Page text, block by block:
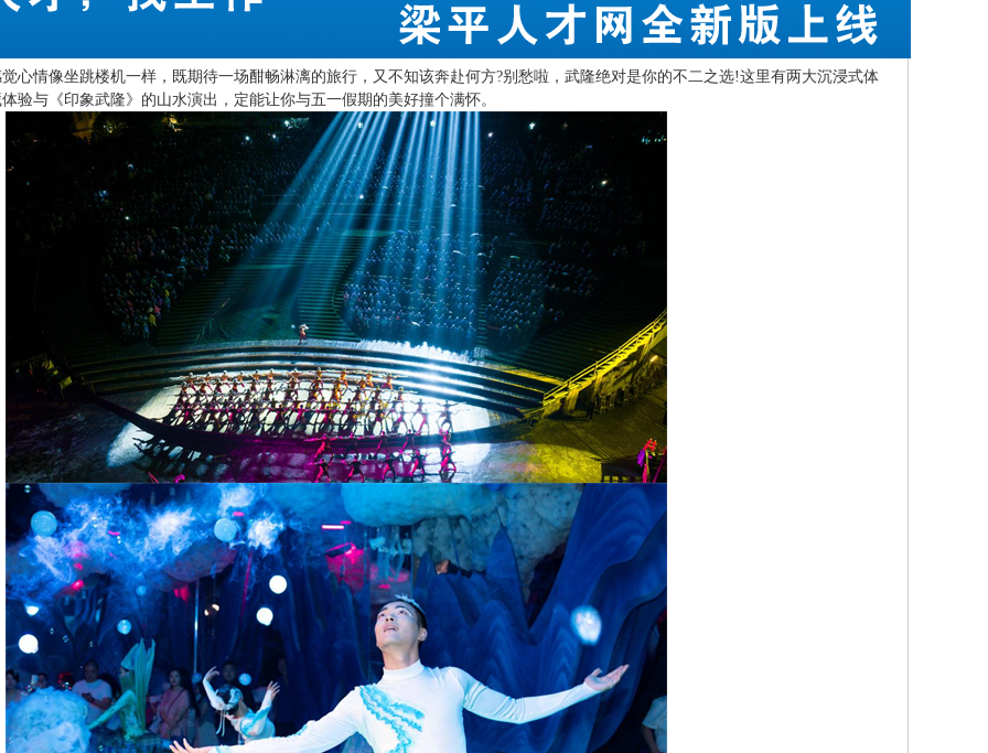
情像坐跳楼机一样，既期待一场酣畅淋漓的旅行，又不知该奔赴何方?别愁啦，武隆绝对是你的不二之选!这里有两大沉浸式体
与《印象武隆》的山水演出，定能让你与五一假期的美好撞个满怀。